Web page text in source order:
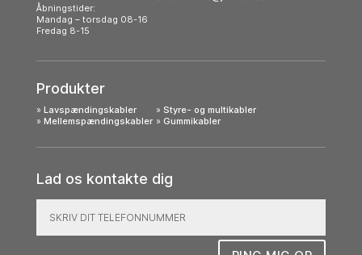
Åbningstider:
Mandag – torsdag 08-16
Fredag 8-15
Produkter
» Lavspændingskabler
» Mellemspændingskabler
» Styre- og multikabler
» Gummikabler
Lad os kontakte dig